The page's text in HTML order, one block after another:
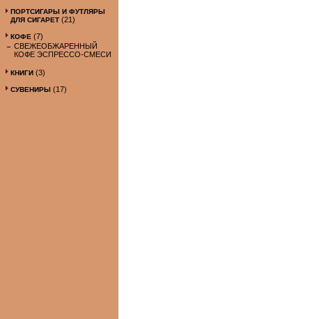
ПОРТСИГАРЫ И ФУТЛЯРЫ
ДЛЯ СИГАРЕТ (21)
КОФЕ (7)
СВЕЖЕОБЖАРЕННЫЙ
КОФЕ ЭСПРЕССО-СМЕСИ
КНИГИ (3)
СУВЕНИРЫ (17)